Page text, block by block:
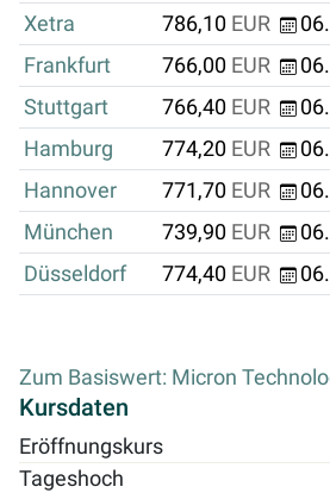
Xetra
786,10 EUR
Frankfurt
766,00 EUR
Stuttgart
766,40 EUR
Hamburg
774,20 EUR
Hannover
771,70 EUR
München
739,90 EUR
Düsseldorf
774,40 EUR
Zum Basiswert: Micron
Kursdaten
Eröffnungskurs
Tageshoch